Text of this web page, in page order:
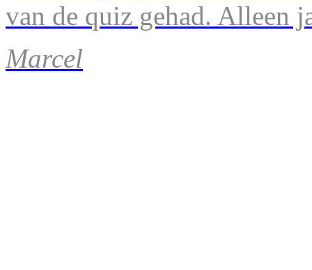
van de quiz gehad. Alleen
Marcel